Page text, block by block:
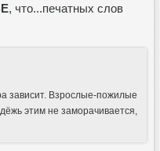
, что...печатных слов
зависит. Взрослые-пожилые
этим не заморачивается,